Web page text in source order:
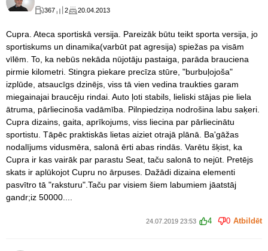
367 2 20.04.2013
Cupra. Ateca sportiskā versija. Pareizāk būtu teikt sporta versija, jo
sportiskums un dinamika(varbūt pat agresija) spiežas pa visām
vīlēm. To, ka nebūs nekāda nūjotāju pastaiga, parāda brauciena
pirmie kilometri. Stingra piekare precīza stūre, "burbuļojoša"
izplūde, atsaucīgs dzinējs, viss tā vien vedina traukties garam
miegainajai braucēju rindai. Auto ļoti stabils, lieliski stājas pie liela
ātruma, pārliecinoša vadāmība. Pilnpiedziņa nodrošina labu saķeri.
Cupra dizains, gaita, aprīkojums, viss liecina par pārliecinātu
sportistu. Tāpēc praktiskās lietas aiziet otrajā plānā. Ba'gāžas
nodalījums vidusmēra, salonā ērti abas rindās. Varētu šķist, ka
Cupra ir kas vairāk par parastu Seat, taču salonā to nejūt. Pretējs
skats ir aplūkojot Cupru no ārpuses. Dažādi dizaina elementi
pasvītro tā "raksturu".Taču par visiem šiem labumiem jāatstāj
gandr;iz 50000....
24.07.2019 23:53 4 0 Atbildēt